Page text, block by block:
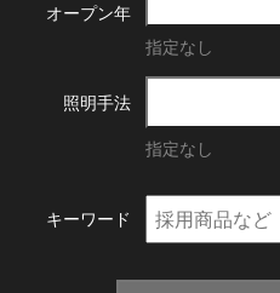
オープン年
指定なし
照明手法
指定なし
キーワード